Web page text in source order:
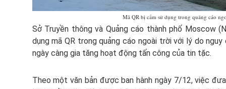
Mã QR bị cấm sử dụng trong quảng cáo
Sở Truyền thông và Quảng cáo thành phố Moscow
dụng mã QR trong quảng cáo ngoài trời với lý do
ngày càng gia tăng hoạt động tấn công của tin tặc.
Theo một văn bản được ban hành ngày 7/12, việc